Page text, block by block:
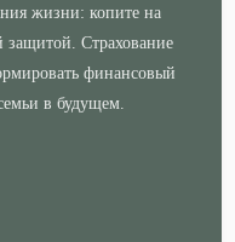
жизни: копите на
защитой. Страхование
финансовый
в будущем.